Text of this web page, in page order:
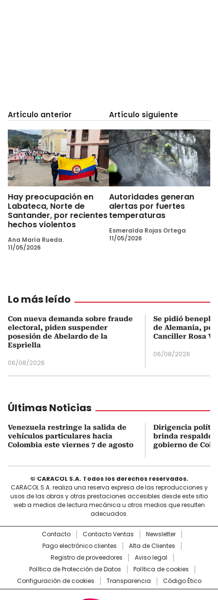
Artículo anterior
Hay preocupación en
Labateca, Norte de
Santander, por recientes
hechos violentos
Ana María Rueda.
11/05/2026
Artículo siguiente
Autoridades generan
alertas por fuertes
temperaturas
Esmeralda Rojas Ortega
11/05/2026
Lo más leído
Con nueva demanda sobre fraude
electoral, piden suspender
posesión de Abelardo de la
Espriella
06/08/2026
Se pidió
de Alemania,
Canciller Rosa
06/08/2026
Últimas Noticias
Venezuela restringe la salida de
vehículos particulares hacia
Colombia este viernes 7 de agosto
Dirigencia
brinda respaldo
gobierno de
© CARACOL S.A. Todos los derechos reservados.
CARACOL S.A. realiza una reserva expresa de las reproducciones y
usos de las obras y otras prestaciones accesibles desde este sitio
web a medios de lectura mecánica u otros medios que resulten
adecuados.
Contacto Contacto Ventas
Newsletter
Pago electrónico clientes
Alta de Clientes
Registro de proveedores
Aviso legal
Política de Protección de Datos
Política de cookies
Configuración de cookies
Transparencia Código Ético